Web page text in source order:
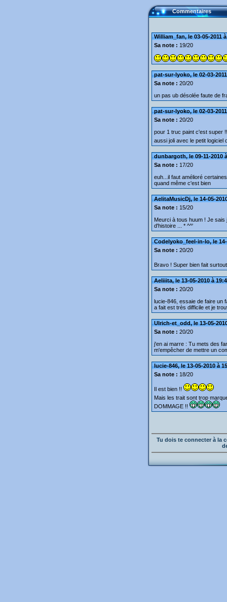
Commentaires
William_fan, le 03-05-2011
Sa note : 19/20
pat-sur-lyoko, le 02-03-
Sa note : 20/20
un pas ub désolée faute de
pat-sur-lyoko, le 02-03-
Sa note : 20/20
pour 1 truc paint c'est super
aussi joli avec le petit logiciel
dunbargoth, le 09-11-2010
Sa note : 17/20
euh...il faut amélioré
quand même c'est bien
AelitaMusicDj, le 14-05-
Sa note : 15/20
Meurci à tous huum ! Je
d'histoire ... * ^^'
Codelyoko_feel-in-lo, le 14-
Sa note : 20/20
Bravo ! Super bien fait
Aeliiita, le 13-05-2010 à
Sa note : 20/20
lucie-846, essaie de faire un
a fait est très difficile et je
Ulrich-et_odd, le 13-05-
Sa note : 20/20
j'en ai marre : Tu mets des
m'empêcher de mettre un
lucie-846, le 13-05-2010 à
Sa note : 18/20
Il est bien !!
Mais les trait sont trop
DOMMAGE !!
Tu dois te connecter à la